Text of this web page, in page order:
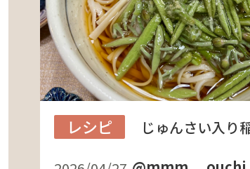
レシピ
じゅんさい入り